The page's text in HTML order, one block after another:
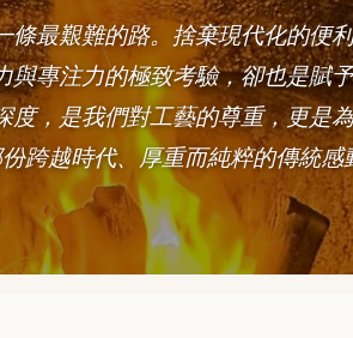
條最艱難的路。捨棄現代化的便
與專注力的極致考驗，卻也是賦
度，是我們對工藝的尊重，更是
跨越時代、厚重而純粹的傳統感